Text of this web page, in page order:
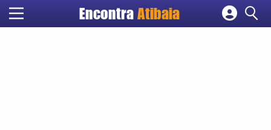
Encontra Atibaia